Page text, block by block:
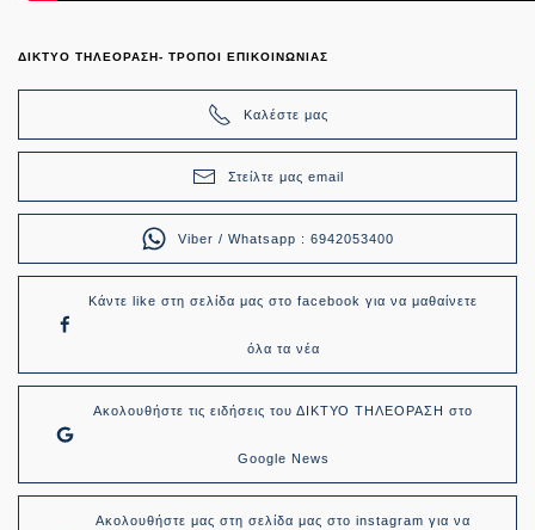
ΔΙΚΤΥΟ ΤΗΛΕΟΡΑΣΗ- ΤΡΟΠΟΙ ΕΠΙΚΟΙΝΩΝΙΑΣ
Καλέστε μας
Στείλτε μας email
Viber / Whatsapp : 6942053400
Κάντε like στη σελίδα μας στο facebook για να μαθαίνετε
όλα τα νέα
Ακολουθήστε τις ειδήσεις του ΔΙΚΤΥΟ ΤΗΛΕΟΡΑΣΗ στο
Google News
Ακολουθήστε μας στη σελίδα μας στο instagram για να